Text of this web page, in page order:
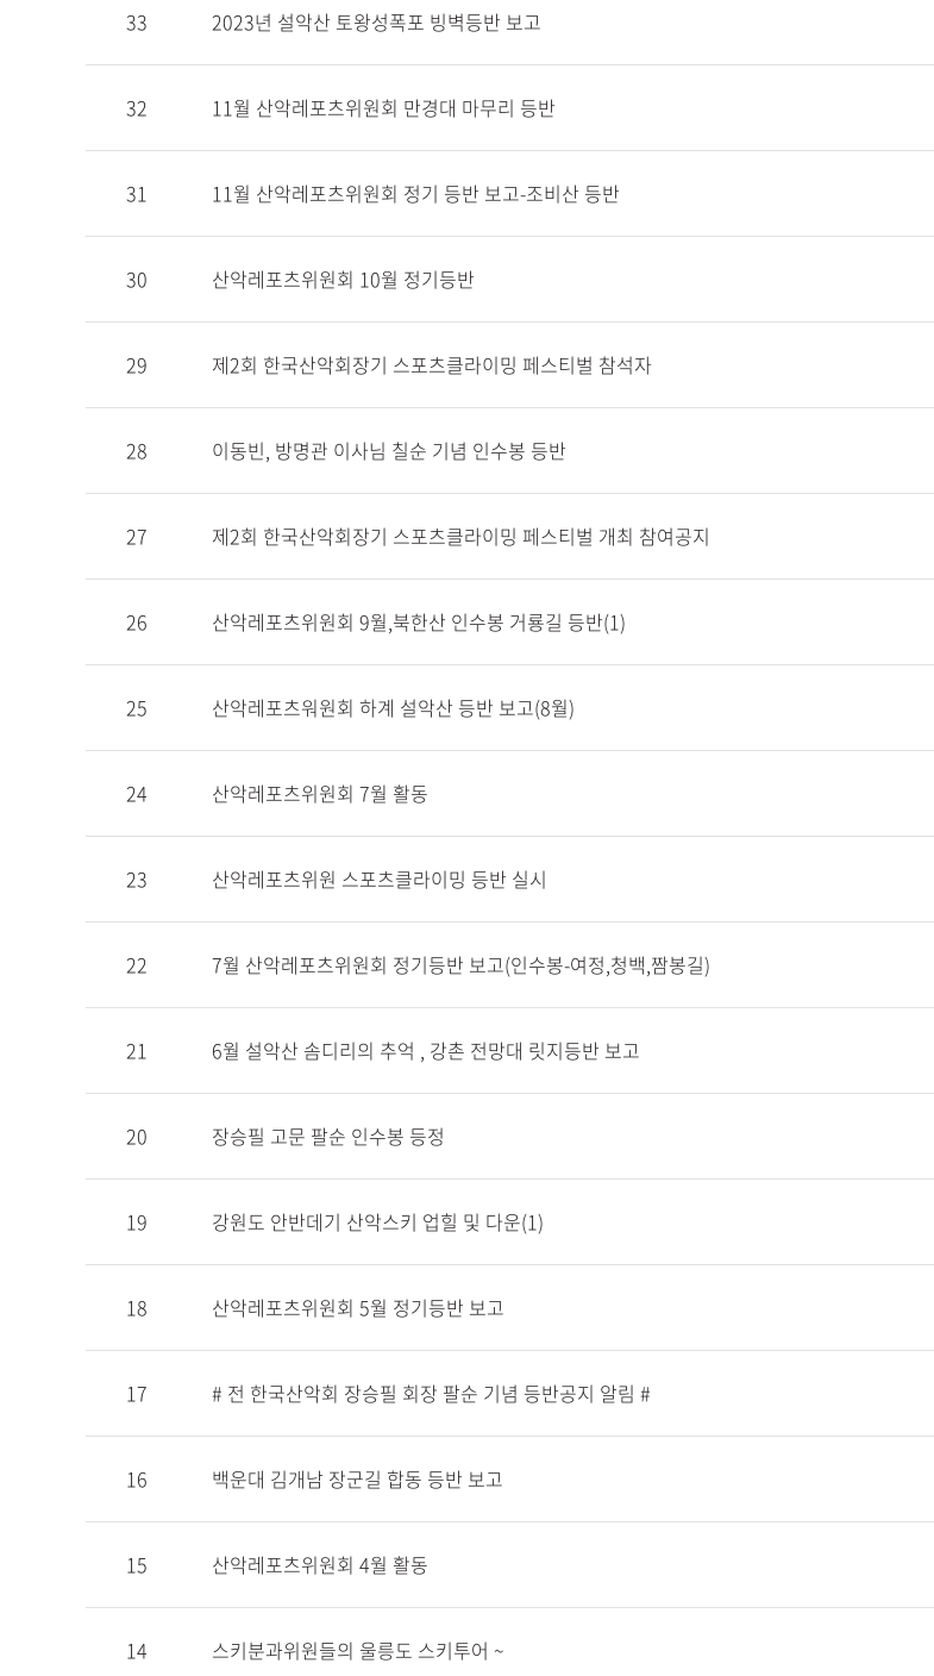
33 2023년 설악산 토왕성폭포 빙벽등반 보고
32 11월 산악레포츠위원회 만경대 마무리 등반
31 11월 산악레포츠위원회 정기 등반 보고-조비산 등반
30 산악레포츠위원회 10월 정기등반
29 제2회 한국산악회장기 스포츠클라이밍 페스티벌 참석자
28 이동빈, 방명관 이사님 칠순 기념 인수봉 등반
27 제2회 한국산악회장기 스포츠클라이밍 페스티벌 개최 참여공지
26 산악레포츠위원회 9월,북한산 인수봉 거룡길 등반(1)
25 산악레포츠워원회 하계 설악산 등반 보고(8월)
24 산악레포츠위원회 7월 활동
23 산악레포츠위원 스포츠클라이밍 등반 실시
22 7월 산악레포츠위원회 정기등반 보고(인수봉-여정,청백,짬봉길)
21 6월 설악산 솜디리의 추억 , 강촌 전망대 릿지등반 보고
20 장승필 고문 팔순 인수봉 등정
19 강원도 안반데기 산악스키 업힐 및 다운(1)
18 산악레포츠위원회 5월 정기등반 보고
17 # 전 한국산악회 장승필 회장 팔순 기념 등반공지 알림 #
16 백운대 김개남 장군길 합동 등반 보고
15 산악레포츠위원회 4월 활동
14 스키분과위원들의 울릉도 스키투어 ~